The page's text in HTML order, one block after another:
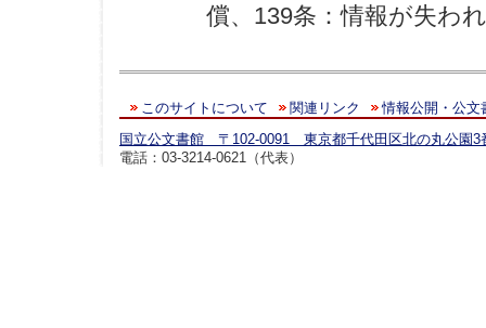
償、139条：情報が失わ
このサイトについて 関連リンク
情報公開・公文
国立公文書館 〒102-0091 東京都千代田区北の丸公園3
電話：03-3214-0621（代表）